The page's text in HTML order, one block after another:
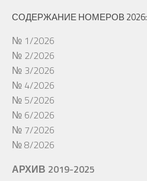
СОДЕРЖАНИЕ НОМЕРОВ 2026:
№ 1/2026
№ 2/2026
№ 3/2026
№ 4/2026
№ 5/2026
№ 6/2026
№ 7/2026
№ 8/2026
АРХИВ 2019-2025